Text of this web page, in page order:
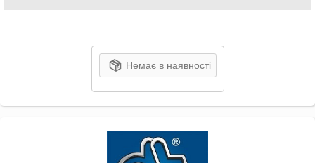
Немає в наявності